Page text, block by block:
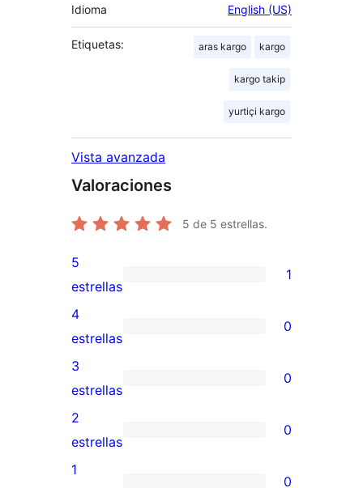
Idioma English (US)
Etiquetas: aras kargo kargo
kargo takip
yurtiçi kargo
Vista avanzada
Valoraciones
5 de 5 estrellas.
1
valoración
de
5
estrellas
5
estrellas
1
0
valoraciones
de
4
estrellas
4
estrellas
0
0
valoraciones
de
3
3
estrellas
0
0
valoraciones
2
estrellas
0
1
0